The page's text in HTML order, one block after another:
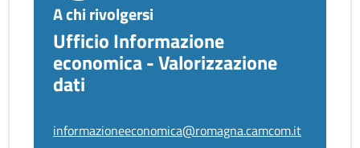
A chi rivolgersi
Ufficio Informazione
economica - Valorizzazione
dati
informazioneeconomica@romagna.camcom.it